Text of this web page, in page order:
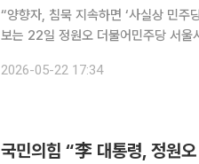
“양향자, 침묵 지속하면 ‘사실상 민주당 선대위원장’
보는 22일 정원오 더불어민주당 서
고 “정원오 서울시장 후보가 GTX 삼
2026-05-22 17:34
국민의힘 “李 대통령, 정원